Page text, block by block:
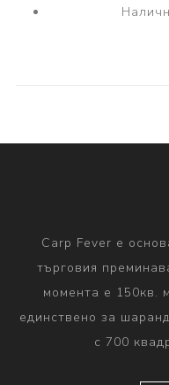
Carp Fever е
търговия
момента е 150кв.
единствено за
с 700